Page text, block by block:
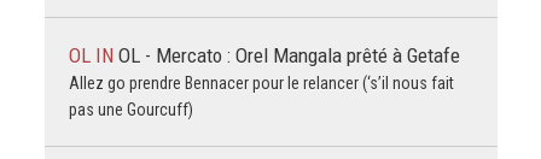
OL IN OL - Mercato : Orel Mangala prêté à Getafe
Allez go prendre Bennacer pour le relancer (‘s’il nous fait
pas une Gourcuff)